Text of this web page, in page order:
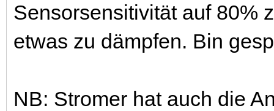
Sensorsensitivität auf 80%
etwas zu dämpfen. Bin
NB: Stromer hat auch die